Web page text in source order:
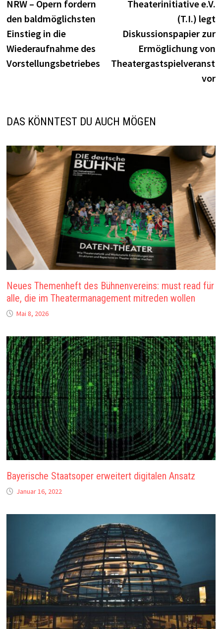
NRW – Opern fordern
den baldmöglichsten
Einstieg in die
Wiederaufnahme des
Vorstellungsbetriebes
Theaterinitiative e.V.
(T.I.) legt
Diskussionspapier zur
Ermöglichung von
vor
DAS KÖNNTEST DU AUCH MÖGEN
Neues Themenheft des Bühnenvereins: must read für
alle, die im Theatermanagement mitreden wollen
Mai 8, 2026
Bayerische Staatsoper erweitert digitalen Ansatz
Januar 16, 2022